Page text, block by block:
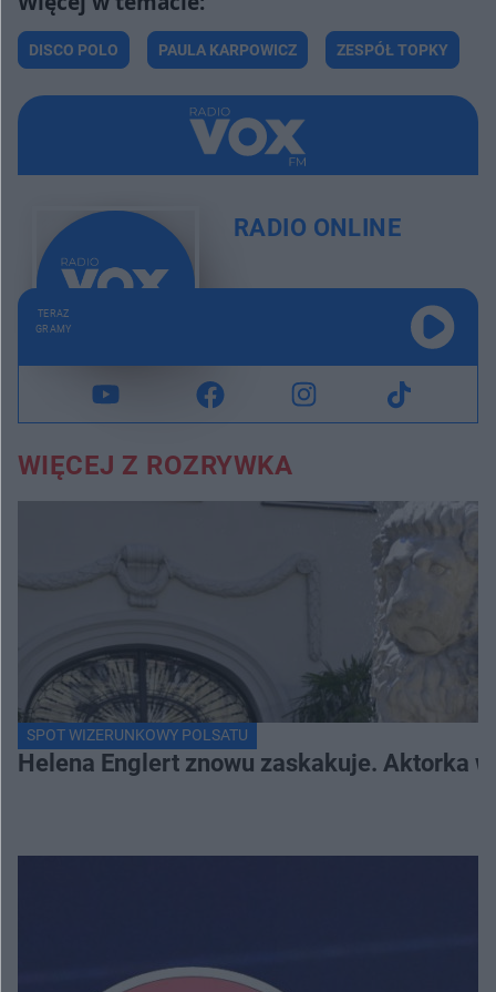
DISCO POLO PAULA KARPOWICZ ZESPÓŁ TOPKY
RADIO ONLINE
TERAZ
GRAMY
WIĘCEJ Z ROZRYWKA
SPOT WIZERUNKOWY POLSATU
Helena Englert znowu zaskakuje. Aktorka